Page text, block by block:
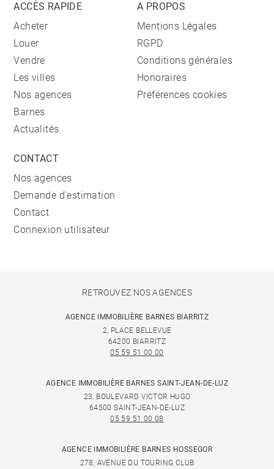
ACCÈS RAPIDE
Acheter
Louer
Vendre
Les villes
Nos agences
Barnes
Actualités
A PROPOS
Mentions Légales
RGPD
Conditions générales
Honoraires
Préférences cookies
CONTACT
Nos agences
Demande d'estimation
Contact
Connexion utilisateur
RETROUVEZ NOS AGENCES
AGENCE IMMOBILIÈRE BARNES BIARRITZ
2, PLACE BELLEVUE
64200 BIARRITZ
05 59 51 00 00
AGENCE IMMOBILIÈRE BARNES SAINT-JEAN-DE-LUZ
23, BOULEVARD VICTOR HUGO
64500 SAINT-JEAN-DE-LUZ
05 59 51 00 08
AGENCE IMMOBILIÈRE BARNES HOSSEGOR
278, AVENUE DU TOURING CLUB